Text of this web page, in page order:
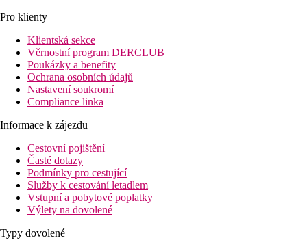
Pro klienty
Klientská sekce
Věrnostní program DERCLUB
Poukázky a benefity
Ochrana osobních údajů
Nastavení soukromí
Compliance linka
Informace k zájezdu
Cestovní pojištění
Časté dotazy
Podmínky pro cestující
Služby k cestování letadlem
Vstupní a pobytové poplatky
Výlety na dovolené
Typy dovolené